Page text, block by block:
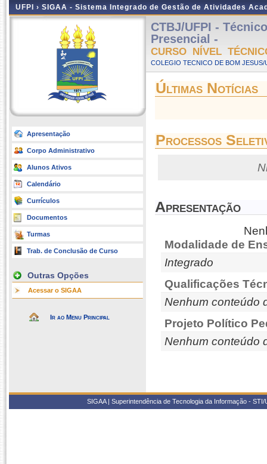
UFPI › SIGAA - Sistema Integrado de Gestão de Atividades
Apresentação
Corpo Administrativo
Alunos Ativos
Calendário
Currículos
Documentos
Turmas
Trab. de Conclusão de Curso
Outras Opções
Acessar o SIGAA
Ir ao Menu Principal
CTBJ/UFPI -
Presencial -
CURSO NÍVEL
COLEGIO TECNICO DE BOM JESUS/
Últimas Notícias
Processos
Apresentação
Modalidade de
Integrado
Qualificações
Nenhum conteúdo
Projeto Político
Nenhum conteúdo
SIGAA | Superintendência de Tecnologia da Informação -